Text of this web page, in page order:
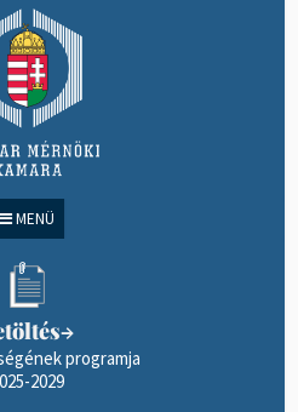
MENÜ
→
programja
2029